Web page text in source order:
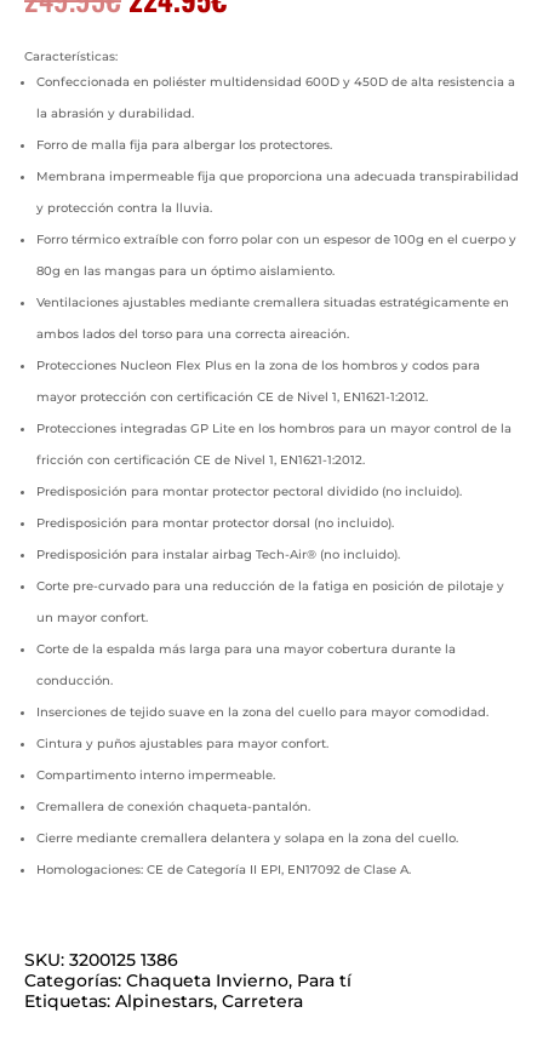
precio
249.95€.
precio
224.95€.
Características:
Confeccionada en poliéster multidensidad 600D y 450D de alta resistencia a
la abrasión y durabilidad.
Forro de malla fija para albergar los protectores.
Membrana impermeable fija que proporciona una adecuada transpirabilidad
y protección contra la lluvia.
Forro térmico extraíble con forro polar con un espesor de 100g en el cuerpo y
80g en las mangas para un óptimo aislamiento.
Ventilaciones ajustables mediante cremallera situadas estratégicamente en
ambos lados del torso para una correcta aireación.
Protecciones Nucleon Flex Plus en la zona de los hombros y codos para
mayor protección con certificación CE de Nivel 1, EN1621-1:2012.
Protecciones integradas GP Lite en los hombros para un mayor control de la
fricción con certificación CE de Nivel 1, EN1621-1:2012.
Predisposición para montar protector pectoral dividido (no incluido).
Predisposición para montar protector dorsal (no incluido).
Predisposición para instalar airbag Tech-Air® (no incluido).
Corte pre-curvado para una reducción de la fatiga en posición de pilotaje y
un mayor confort.
Corte de la espalda más larga para una mayor cobertura durante la
conducción.
Inserciones de tejido suave en la zona del cuello para mayor comodidad.
Cintura y puños ajustables para mayor confort.
Compartimento interno impermeable.
Cremallera de conexión chaqueta-pantalón.
Cierre mediante cremallera delantera y solapa en la zona del cuello.
Homologaciones: CE de Categoría II EPI, EN17092 de Clase A.
SKU: 3200125 1386
Categorías: Chaqueta Invierno, Para tí
Etiquetas: Alpinestars, Carretera